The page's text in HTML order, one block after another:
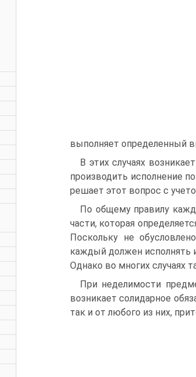
выполняет определенный
В этих случаях
производить исполнение
решает этот вопрос с
По общему правилу
части, которая
Поскольку не
каждый должен исполнять
Однако во многих случаях
При неделимости
возникает солидарное
так и от любого из них,